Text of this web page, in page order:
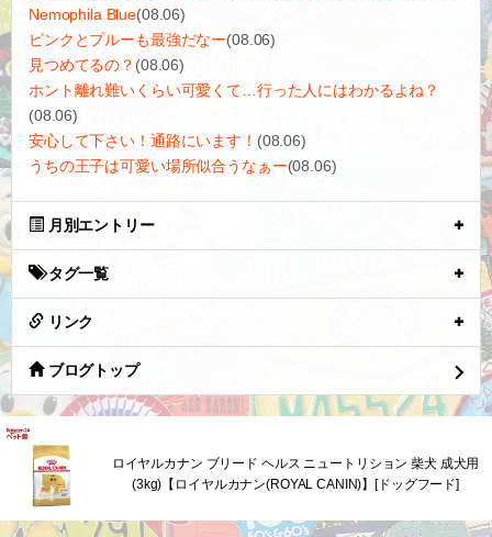
Nemophila Blue(08.06)
ピンクとプルーも最強だなー(08.06)
見つめてるの？ (08.06)
ホント離れ難いくらい可愛くて…行った人にはわかるよね？
(08.06)
安心して下さい！通路にいます！ (08.06)
うちの王子は可愛い場所似合うなぁー(08.06)
月別エントリー
タグ一覧
リンク
ブログトップ
ロイヤルカナン ブリード ヘルス ニュートリション 柴犬 成犬用
(3kg)【ロイヤルカナン(ROYAL CANIN)】[ドッグフード]